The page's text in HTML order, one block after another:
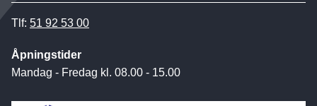
Tlf: 51 92 53 00
Åpningstider
Mandag - Fredag kl. 08.00 - 15.00